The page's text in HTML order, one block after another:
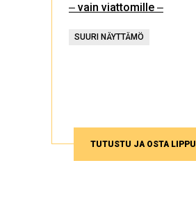
‒ vain viattomille ‒
SUURI NÄYTTÄMÖ
TUTUSTU JA OSTA LIPPU